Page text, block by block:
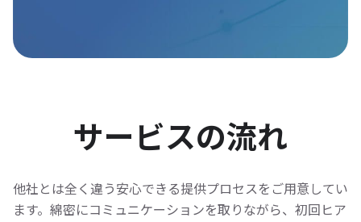
サービスの流れ
他社とは全く違う安心できる提供プロセスをご用意してい
ます。 綿密にコミュニケーションを取りながら、初回ヒア